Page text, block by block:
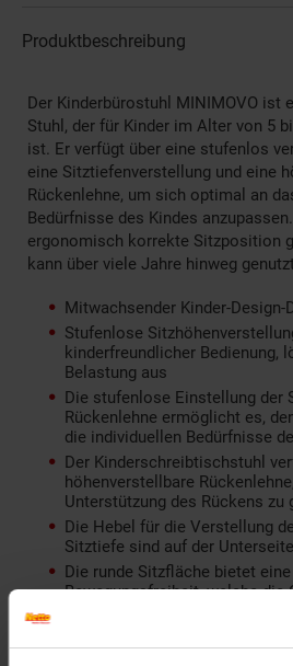
Produktbeschreibung
Der Kinderbürostuhl MINIMOVO ist
Stuhl, der für Kinder im Alter von 5
ist. Er verfügt über eine stufenlos
eine Sitztiefenverstellung und eine
Rückenlehne, um sich optimal an
Bedürfnisse des Kindes
ergonomisch korrekte Sitzposition
kann über viele Jahre hinweg
Mitwachsender Kinder-Design-
Stufenlose
kinderfreundlicher Bedienung,
Belastung aus
Die stufenlose Einstellung der
Rückenlehne ermöglicht es,
die individuellen Bedürfnisse
Der Kinderschreibtischstuhl
höhenverstellbare
Unterstützung des Rückens zu
Die Hebel für die Verstellung
Sitztiefe sind auf der
Die runde Sitzfläche bietet
Bewegungsfreiheit, welche die